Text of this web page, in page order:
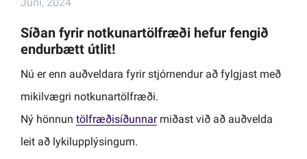
Síðan fyrir notkunartölfræði hefur fengið
endurbætt útlit!
Nú er enn auðveldara fyrir stjórnendur að fylgjast með
mikilvægri notkunartölfræði.
Ný hönnun tölfræðisíðunnarmiðast við að auðvelda
leit að lykilupplýsingum.